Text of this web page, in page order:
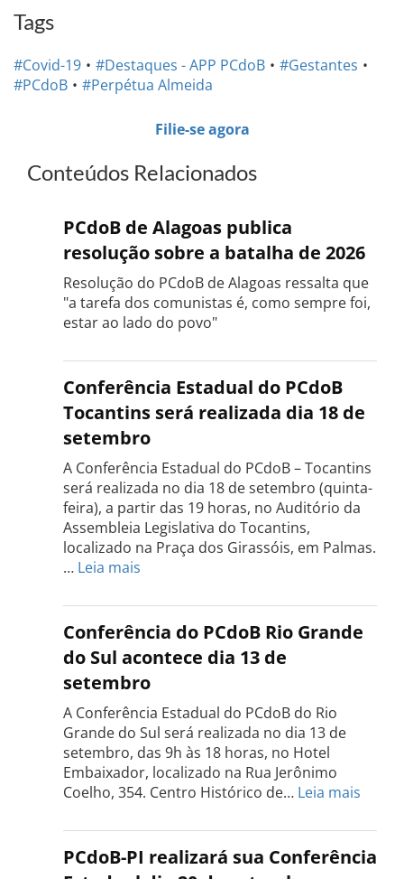
Tags
#Covid-19 #Destaques - APP PCdoB
#Gestantes
#PCdoB
#Perpétua Almeida
Filie-se agora
Conteúdos Relacionados
PCdoB de Alagoas publica
resolução sobre a batalha de 2026
Resolução do PCdoB de Alagoas ressalta que
"a tarefa dos comunistas é, como sempre foi,
estar ao lado do povo"
Conferência Estadual do PCdoB
Tocantins será realizada dia 18 de
setembro
A Conferência Estadual do PCdoB – Tocantins
será realizada no dia 18 de setembro (quinta-
feira), a partir das 19 horas, no Auditório da
Assembleia Legislativa do Tocantins,
localizado na Praça dos Girassóis, em Palmas.
… Leia mais
Estadual
do
PCdoB
Tocantins
será
realizada
dia
18
de
setembro
Conferência do PCdoB Rio Grande
do Sul acontece dia 13 de
setembro
A Conferência Estadual do PCdoB do Rio
Grande do Sul será realizada no dia 13 de
setembro, das 9h às 18 horas, no Hotel
Embaixador, localizado na Rua Jerônimo
Coelho, 354. Centro Histórico de… Leia mais
do
PCdoB
Rio
PCdoB-PI realizará sua Conferência